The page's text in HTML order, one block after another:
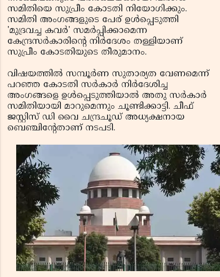
സമിതിയെ സുപ്രീം കോടതി നിയോഗിക്കും.
സമിതി അംഗങ്ങളുടെ പേര് ഉള്‍പ്പെടുത്തി
'മുദ്രവച്ച കവര്‍' സമര്‍പ്പിക്കാമെന്ന
കേന്ദ്രസര്‍കാരിന്റെ നിര്‍ദേശം തള്ളിയാണ്
സുപ്രീം കോടതിയുടെ തീരുമാനം.
വിഷയത്തില്‍ സമ്പൂര്‍ണ സുതാര്യത വേണമെന്ന്
പറഞ്ഞ കോടതി സര്‍കാര്‍ നിര്‍ദേശിച്ച
അംഗങ്ങളെ ഉള്‍പ്പെടുത്തിയാല്‍ അതു സര്‍കാര്‍
സമിതിയായി മാറുമെന്നും ചൂണ്ടിക്കാട്ടി. ചീഫ്
ജസ്റ്റിസ് ഡി വൈ ചന്ദ്രചൂഡ് അധ്യക്ഷനായ
ബെഞ്ചിന്റേതാണ് നടപടി.